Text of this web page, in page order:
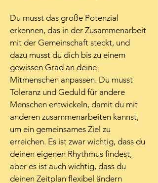
Du musst das große Potenzial
erkennen, das in der Zusammenarbeit
mit der Gemeinschaft steckt, und
dazu musst du dich bis zu einem
gewissen Grad an deine
Mitmenschen anpassen. Du musst
Toleranz und Geduld für andere
Menschen entwickeln, damit du mit
anderen zusammenarbeiten kannst,
um ein gemeinsames Ziel zu
erreichen. Es ist zwar wichtig, dass du
deinen eigenen Rhythmus findest,
aber es ist auch wichtig, dass du
deinen Zeitplan flexibel ändern